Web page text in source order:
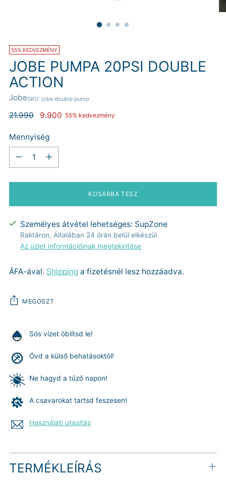
55% KEDVEZMÉNY
JOBE PUMPA 20PSI DOUBLE
ACTION
JobeSKU: jobe double pump
Normál
21.990 9.900 55% kedvezmény
Mennyiség
Mennyiség
KOSÁRBA TESZ
Személyes átvétel lehetséges: SupZone
Raktáron, Általában 24 órán belül elkészül
Az üzlet információinak megtekintése
ÁFA-ával. Shipping a fizetésnél lesz hozzáadva.
MEGOSZT
Sós vizet öblítsd le!
Óvd a külső behatásoktól!
Ne hagyd a tűző napon!
A csavarokat tartsd feszesen!
Használati utasítás
Termék
hozzáadása
TERMÉKLEÍRÁS